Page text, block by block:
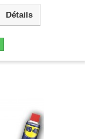
Détails